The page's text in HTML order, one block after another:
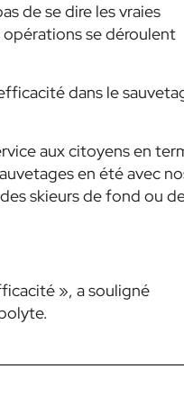
de se dire les vraies
opérations se déroulent
dans le
aux citoyens en
en été avec
skieurs de fond ou
», a souligné